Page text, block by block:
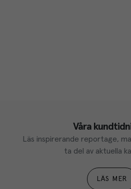
Våra
Läs inspirerande reportage,
ta del av aktuella
LÄS MER